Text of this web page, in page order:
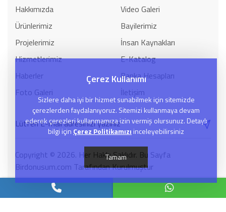
Hakkımızda
Ürünlerimiz
Projelerimiz
Hizmetlerimiz
Haberler
Foto Galeri
Video Galeri
Bayilerimiz
İnsan Kaynakları
E-Katalog
Banka Hesapları
İletişim
Copyright © 2026. Her Hakkı Saklıdır. Bu Sayfa
Birdonusum.com Tarafından Kurulmuştur
Çerez Kullanımı
Sizlere daha iyi bir hizmet sunabilmek için sitemizde
çerezlerden faydalanıyoruz. Sitemizi kullanmaya devam
ederek çerezleri kullanmamıza izin vermiş olursunuz. Detaylı
bilgi için Çerez Politikamızı inceleyebilirsiniz
Tamam